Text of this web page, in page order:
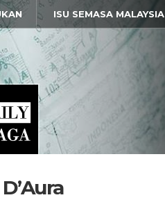
ISU SEMASA MALAYSIA